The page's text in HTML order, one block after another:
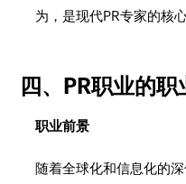
为，是现代PR专家的核
四、PR职业的
职业前景
随着全球化和信息化的